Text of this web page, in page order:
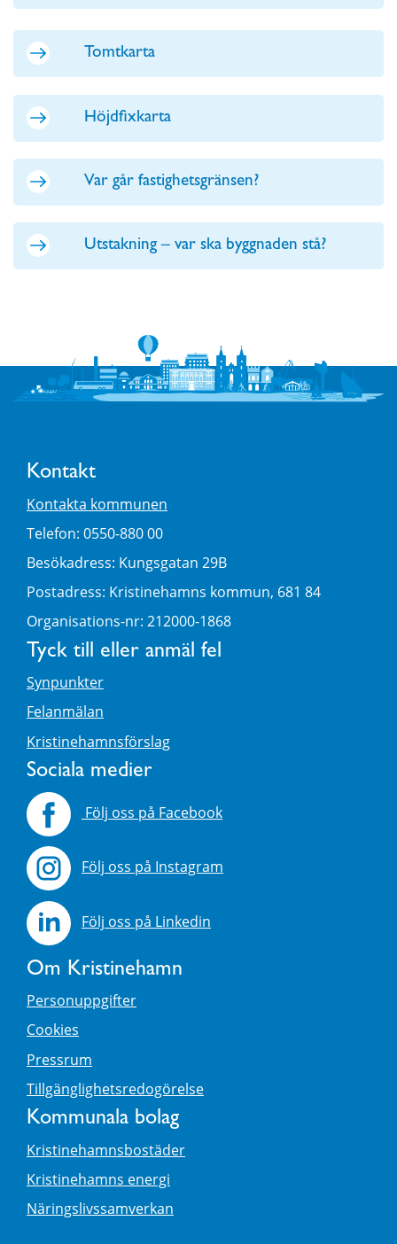
Tomtkarta
Höjdfixkarta
Var går fastighetsgränsen?
Utstakning – var ska byggnaden stå?
Kontakt
Kontakta kommunen
Telefon: 0550-880 00
Besökadress: Kungsgatan 29B
Postadress: Kristinehamns kommun, 681 84
Organisations-nr: 212000-1868
Tyck till eller anmäl fel
Synpunkter
Felanmälan
Kristinehamnsförslag
Sociala medier
Följ oss på Facebook
Följ oss på Instagram
Följ oss på Linkedin
Om Kristinehamn
Personuppgifter
Cookies
Pressrum
Tillgänglighetsredogörelse
Kommunala bolag
Kristinehamnsbostäder
Kristinehamns energi
Näringslivssamverkan